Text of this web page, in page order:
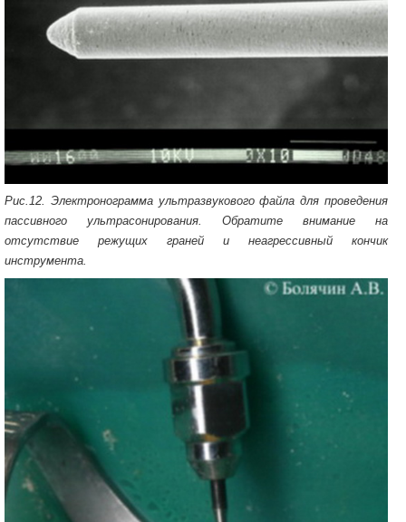
Рис.12. Электронограмма ультразвукового файла для проведения
пассивного ультрасонирования. Обратите внимание на
отсутствие режущих граней и неагрессивный кончик
инструмента.